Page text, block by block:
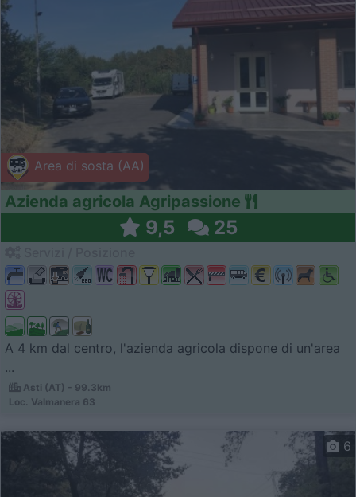
Area di sosta (AA)
Azienda agricola Agripassione
9,5 25
A 4 km dal centro, l'azienda agricola dispone di un'area
...
Asti (AT) - 99.3km
Loc. Valmanera 63
6